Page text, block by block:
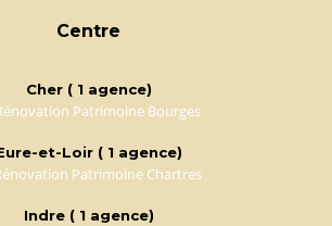
Centre
Cher ( 1 agence)
Patrimoine Bourges
et-Loir ( 1 agence)
Patrimoine Chartres
Indre ( 1 agence)